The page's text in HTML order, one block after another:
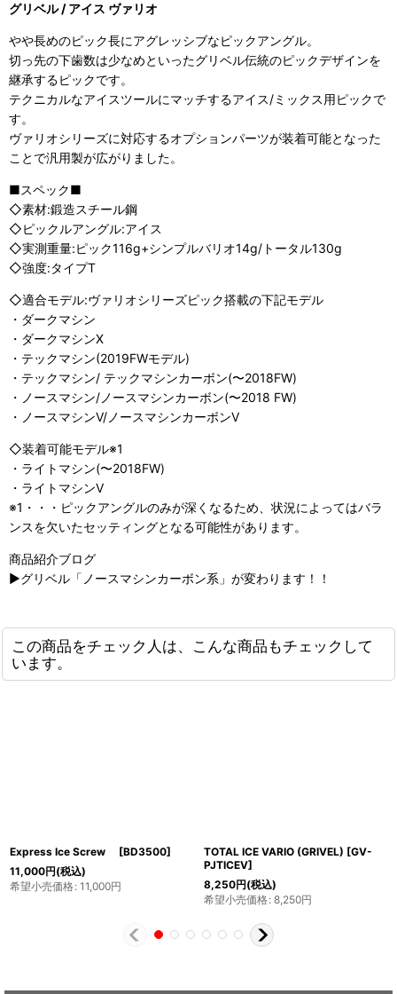
グリベル / アイス ヴァリオ
やや長めのピック長にアグレッシブなピックアングル。
切っ先の下歯数は少なめといったグリベル伝統のピックデザインを
継承するピックです。
テクニカルなアイスツールにマッチするアイス/ミックス用ピックで
す。
ヴァリオシリーズに対応するオプションパーツが装着可能となった
ことで汎用製が広がりました。
■スペック■
◇素材:鍛造スチール鋼
◇ピックルアングル:アイス
◇実測重量:ピック116g+シンプルバリオ14g/トータル130g
◇強度:タイプT
◇適合モデル:ヴァリオシリーズピック搭載の下記モデル
・ダークマシン
・ダークマシンX
・テックマシン(2019FWモデル)
・テックマシン/ テックマシンカーボン(〜2018FW)
・ノースマシン/ノースマシンカーボン(〜2018 FW)
・ノースマシンV/ノースマシンカーボンV
◇装着可能モデル※1
・ライトマシン(〜2018FW)
・ライトマシンV
※1・・・ピックアングルのみが深くなるため、状況によってはバラ
ンスを欠いたセッティングとなる可能性があります。
商品紹介ブログ
▶グリベル「ノースマシンカーボン系」が変わります！！
この商品をチェック人は、こんな商品もチェックして
います。
Express Ice Screw [BD3500]
11,000円(税込)
希望小売価格: 11,000円
TOTAL ICE VARIO (GRIVEL) [GV-
PJTICEV]
8,250円(税込)
希望小売価格: 8,250円